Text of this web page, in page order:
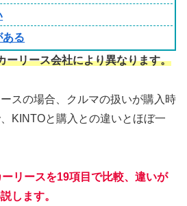
ある
ーリース会社により異なります。
スの場合、クルマの扱いが購入時
KINTOと購入との違いとほぼ一
ーリースを19項目で比較、違いが
します。